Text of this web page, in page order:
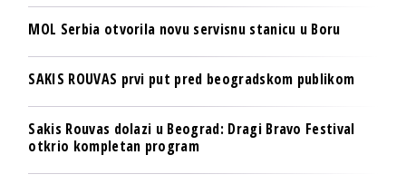
MOL Serbia otvorila novu servisnu stanicu u Boru
SAKIS ROUVAS prvi put pred beogradskom publikom
Sakis Rouvas dolazi u Beograd: Dragi Bravo Festival
otkrio kompletan program